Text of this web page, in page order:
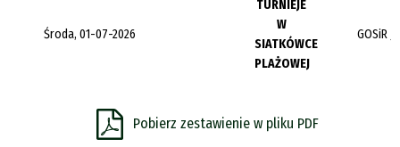
Środa, 01-07-2026
TURNIEJE
W
SIATKÓWCE
PLAŻOWEJ
GOSiR
Pobierz zestawienie w pliku PDF